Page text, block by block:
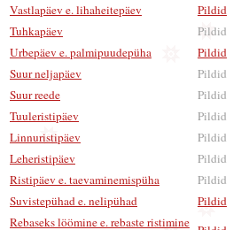
Vastlapäev e. lihaheitepäev
Pildid
Tuhkapäev
Pildid
Urbepäev e. palmipuudepüha
Pildid
Suur neljapäev
Pildid
Suur reede
Pildid
Tuuleristipäev
Pildid
Linnuristipäev
Pildid
Leheristipäev
Pildid
Ristipäev e. taevaminemispüha
Pildid
Suvistepühad e. nelipühad
Pildid
Rebaseks löömine e. rebaste ristimine